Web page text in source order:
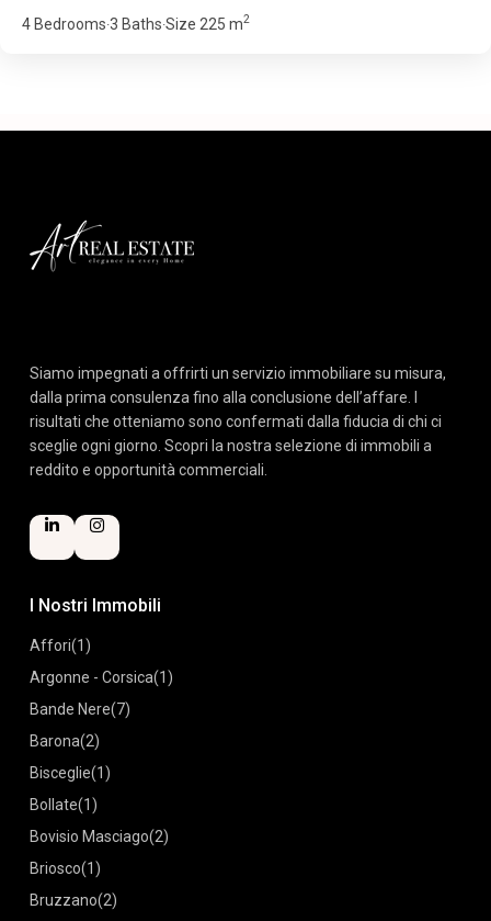
4 Bedrooms·3 Baths·Size 225 m2
Siamo impegnati a offrirti un servizio immobiliare su misura,
dalla prima consulenza fino alla conclusione dell’affare. I
risultati che otteniamo sono confermati dalla fiducia di chi ci
sceglie ogni giorno. Scopri la nostra selezione di immobili a
reddito e opportunità commerciali.
I Nostri Immobili
Affori(1)
Argonne - Corsica(1)
Bande Nere(7)
Barona(2)
Bisceglie(1)
Bollate(1)
Bovisio Masciago(2)
Briosco(1)
Bruzzano(2)